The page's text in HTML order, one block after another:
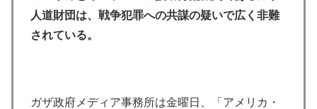
人道財団は、戦争犯罪への共謀の疑いで広く非難
されている。
ガザ政府メディア事務所は金曜日、「アメリカ・